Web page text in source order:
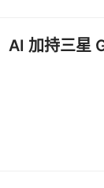
AI 加持三星